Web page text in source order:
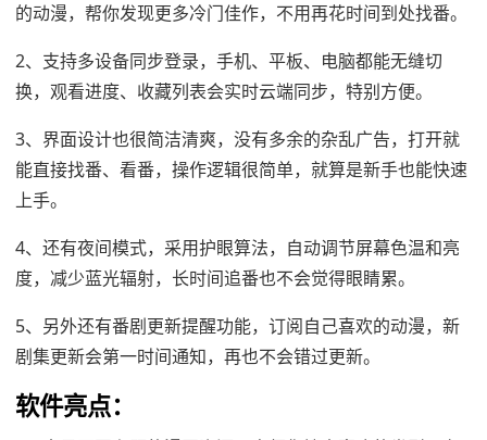
的动漫，帮你发现更多冷门佳作，不用再花时间到处找番。
2、支持多设备同步登录，手机、平板、电脑都能无缝切
换，观看进度、收藏列表会实时云端同步，特别方便。
3、界面设计也很简洁清爽，没有多余的杂乱广告，打开就
能直接找番、看番，操作逻辑很简单，就算是新手也能快速
上手。
4、还有夜间模式，采用护眼算法，自动调节屏幕色温和亮
度，减少蓝光辐射，长时间追番也不会觉得眼睛累。
5、另外还有番剧更新提醒功能，订阅自己喜欢的动漫，新
剧集更新会第一时间通知，再也不会错过更新。
软件亮点：